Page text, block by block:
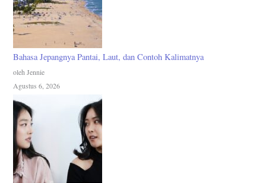
Bahasa Jepangnya Pantai, Laut, dan Contoh Kalimatnya
oleh Jennie
Agustus 6, 2026